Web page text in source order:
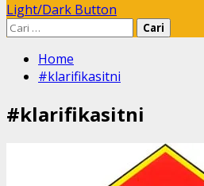
Light/Dark Button
Cari
Home
#klarifikasitni
#klarifikasitni